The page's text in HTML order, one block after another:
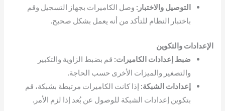
التوصيل والاختبار: وصل الكاميرات بجهاز التسجيل وقم
باختبار النظام للتأكد من أنه يعمل بشكل صحيح.
الإعدادات والتكوين
ضبط إعدادات الكاميرات: قم بضبط الزاوية والتكبير
والتصغير والميزات الأخرى حسب الحاجة.
إعدادات الشبكة: إذا كانت الكاميرات مرتبطة بشبكة، قم
بتكوين إعدادات الشبكة للوصول عن بُعد إذا لزم الأمر.